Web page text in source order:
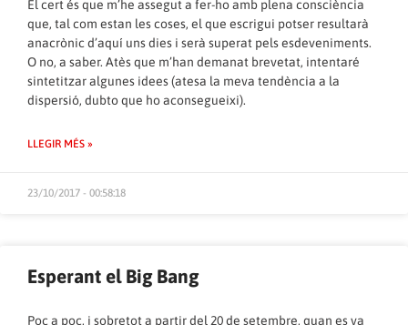
El cert és que m’he assegut a fer-ho amb plena consciència
que, tal com estan les coses, el que escrigui potser resultarà
anacrònic d’aquí uns dies i serà superat pels esdeveniments.
O no, a saber. Atès que m’han demanat brevetat, intentaré
sintetitzar algunes idees (atesa la meva tendència a la
dispersió, dubto que ho aconsegueixi).
LLEGIR MÉS »
23/10/2017 - 00:58:18
Esperant el Big Bang
Poc a poc, i sobretot a partir del 20 de setembre, quan es va